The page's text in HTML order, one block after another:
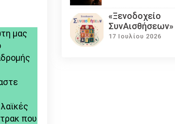
μας
που
«Ξενοδοχείο
ΣυνΑισθήσεων»
17 Ιουλίου 2026